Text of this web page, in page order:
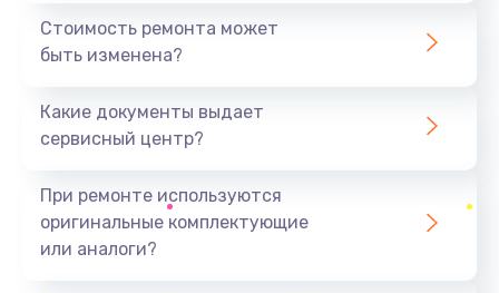
1440 руб.
Ремонт южного моста
Замена батарейки BIOS
Стоимость ремонта может
быть изменена?
Какие документы выдает
сервисный центр?
При ремонте используются
оригинальные комплектующие
или аналоги?